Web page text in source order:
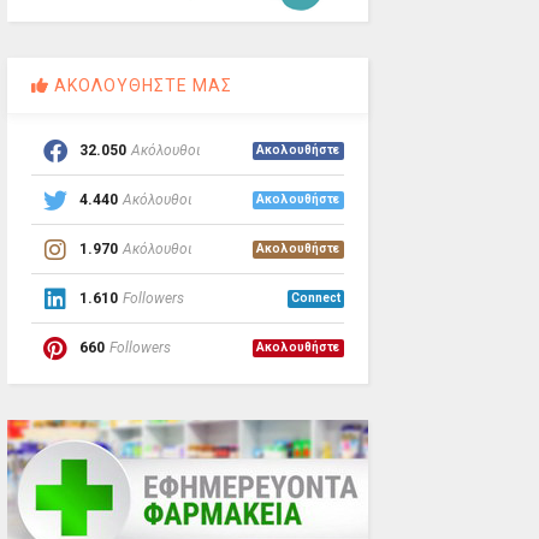
ΑΚΟΛΟΥΘΗΣΤΕ ΜΑΣ
32.050 Ακόλουθοι Ακολουθήστε
4.440 Ακόλουθοι Ακολουθήστε
1.970 Ακόλουθοι Ακολουθήστε
1.610 Followers Connect
660 Followers Ακολουθήστε